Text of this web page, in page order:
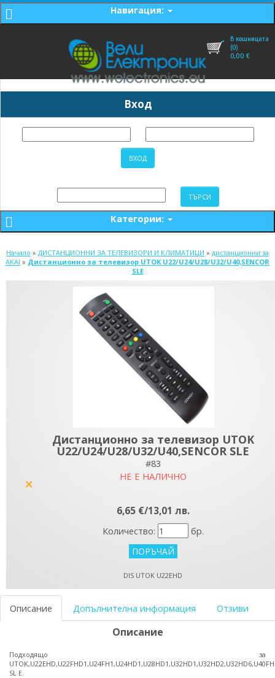
Навигация:
В кошницата
(0)
0,00 €
Вход
Категории:
Начало » ДИСТАНЦИОННИ ЗА ТЕЛЕВИЗОРИ И КЛИМАТИЦИ » дистанционни за
AKAI » Дистанционно за телевизор UTOK U22/U24/U28/U32/U40,SENCOR
SLE
Дистанционно за телевизор UTOK
U22/U24/U28/U32/U40,SENCOR SLE
#83
НЕ Е НАЛИЧНО
6,65 €/13,01 лв.
Количество: бр.
DIS UTOK U22EHD
Описание Допълнителна информация Отзиви
Описание
Подходящо за
SL E.